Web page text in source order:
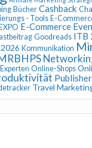
Bücher Cashback
- Tools E-
E-Commerce
Goodreads ITB
Kommunikation
Online-Shops
Publisher
Travel